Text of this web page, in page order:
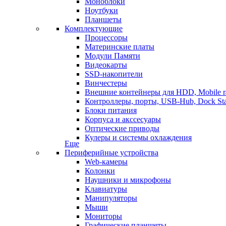
Ноутбуки
Планшеты
Комплектующие
Процессоры
Материнские платы
Модули Памяти
Видеокарты
SSD-накопители
Винчестеры
Внешние контейнеры для HDD, Mobile
Контроллеры, порты, USB-Hub, Dock
Блоки питания
Корпуса и акссесуары
Оптические приводы
Кулеры и системы охлаждения
Еще
Периферийные устройства
Web-камеры
Колонки
Наушники и микрофоны
Клавиатуры
Манипуляторы
Мыши
Мониторы